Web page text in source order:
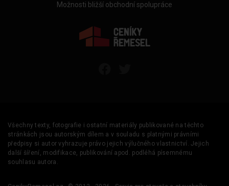
Možnosti bližší obchodní spolupráce
Všechny texty, fotografie i ostatní materiály publikované na těchto
stránkách jsou autorským dílem a v souladu s platnými právními
předpisy si autor vyhrazuje právo jejich výlučného vlastnictví. Jejich
další šíření, modifikace, publikování apod. podléhá písemnému
souhlasu autora.